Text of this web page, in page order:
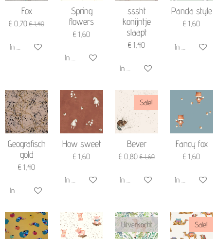
Fox
€ 0,70 € 1,40
In winkelwagen
Spring
flowers
€ 1,60
In winkelwagen
sssht
konijntje
slaapt
€ 1,40
In winkelwagen
Panda style
€ 1,60
In winkelwagen
Geografisch
gold
€ 1,40
In winkelwagen
How sweet
€ 1,60
In winkelwagen
Sale!
Bever
€ 0,80 € 1,60
In winkelwagen
Fancy fox
€ 1,60
In winkelwagen
Uitverkocht Sale!